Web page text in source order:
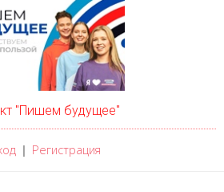
"Пишем будущее"
| Регистрация